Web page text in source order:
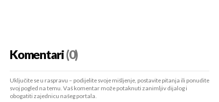
Komentari(0)
Uključite se u raspravu – podijelite svoje mišljenje, postavite pitanja ili ponudite
svoj pogled na temu. Vaš komentar može potaknuti zanimljiv dijalog i
obogatiti zajednicu našeg portala.